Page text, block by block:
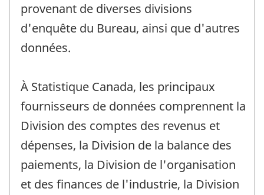
provenant de diverses divisions
d'enquête du Bureau, ainsi que d'autres
données.
À Statistique Canada, les principaux
fournisseurs de données comprennent la
Division des comptes des revenus et
dépenses, la Division de la balance des
paiements, la Division de l'organisation
et des finances de l'industrie, la Division